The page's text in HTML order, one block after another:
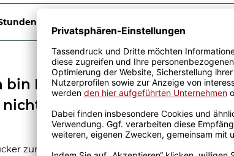
bin Drucker, ich löse
verstehst -
zum Verschenken - Ich bin Drucker, ich